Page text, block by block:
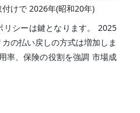
けで 2026年(昭和20年)
リシーは鍵となります。 2025
の払い戻しの方式は増加しま
率、保険の役割を強調 市場成